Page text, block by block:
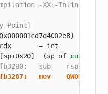
-XX:-Inline
0x000001cd7d4002e8}
rdx =
[sp+0x20] (sp of caller
mov    QWORD PTR